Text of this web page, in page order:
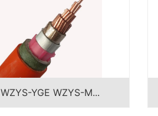
WZYS-YGE WZYS-M...